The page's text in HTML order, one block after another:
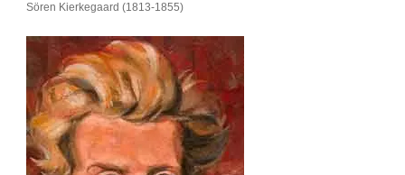
Sören Kierkegaard (1813-1855)